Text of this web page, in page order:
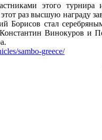
этого турнира
раз высшую награду
Борисов стал
Винокуров и
sambo-greece/